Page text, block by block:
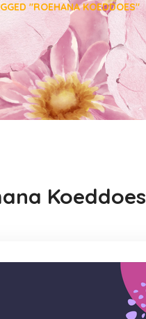
"ROEHANA KOEDDOES"
Koeddoes